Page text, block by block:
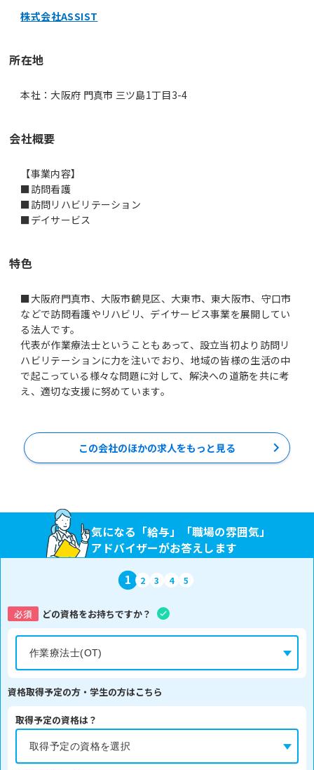
株式会社ASSIST
所在地
本社：大阪府 門真市 三ツ島1丁目3-4
会社概要
【事業内容】
■訪問看護
■訪問リハビリテーション
■デイサービス
特色
■大阪府門真市、大阪市鶴見区、大東市、東大阪市、守口市
などで訪問看護やリハビリ、デイサービス事業を展開してい
る法人です。
代表が作業療法士ということもあって、設立当初より訪問リ
ハビリテーションに力を注いでおり、地域の皆様の生活の中
で起こっている様々な問題に対して、解決への道筋を共に考
え、適切な支援に努めています。
この会社のほかの求人をもっと見る
気になる「給与」「職場の雰囲気」
アドバイザーがお答えします
1 2 3 4 5
必須 どの資格をお持ちですか？
資格取得予定の方・学生の方はこちら
取得予定の資格は？